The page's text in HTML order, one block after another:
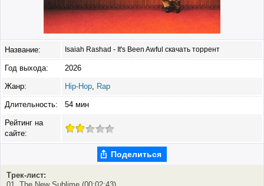
Название: Isaiah Rashad - It's Been Awful скачать торрент
Год выхода: 2026
Жанр: Hip-Hop Rap
Длительность: 54 мин
Рейтинг на
сайте:
Поделиться
Трек-лист: